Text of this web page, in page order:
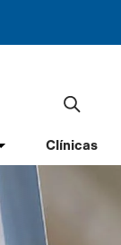
switcher
website
Clínicas